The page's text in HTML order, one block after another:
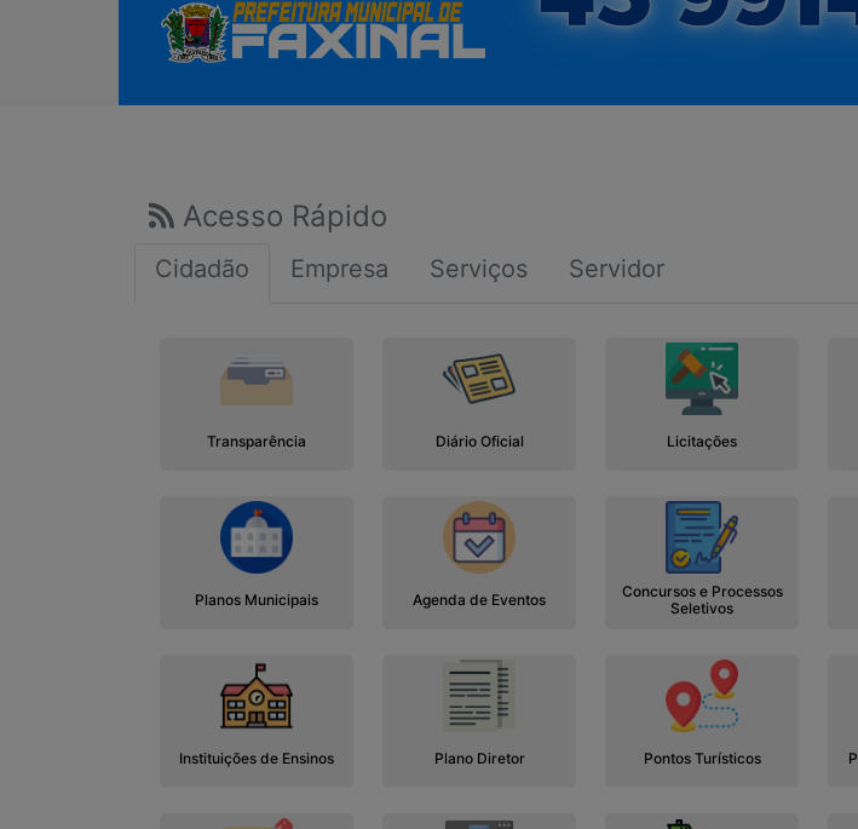
Acesso Rápido
Cidadão Empresa Serviços Servidor
Transparência Diário Oficial Licitações
Planos Municipais Agenda de Eventos
Concursos e Processos
Seletivos
Instituições de Ensinos Plano Diretor Pontos Turísticos